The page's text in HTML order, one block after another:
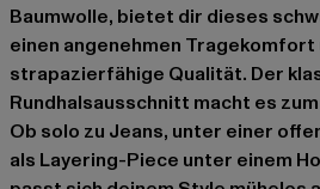
Baumwolle, bietet dir dieses
einen angenehmen Tragekomfort
strapazierfähige Qualität. Der
Rundhalsausschnitt macht es
Ob solo zu Jeans, unter einer
als Layering-Piece unter einem